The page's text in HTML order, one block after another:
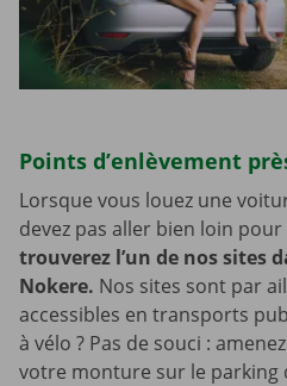
Points d’enlèvement
Lorsque vous louez une
devez pas aller bien loin
trouverez l’un de nos sites
Nokere. Nos sites sont par
accessibles en transports
à vélo ? Pas de souci :
votre monture sur le parking